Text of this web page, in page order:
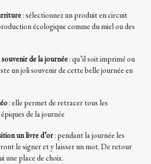
: sélectionnez un produit en circuit
écologique comme du miel ou des
de la journée: qu’il soit imprimé ou
un joli souvenir de cette belle journée en
: elle permet de retracer tous les
de la journée
un livre d’or: pendant la journée les
le signer et y laisser un mot. De retour
une place de choix.